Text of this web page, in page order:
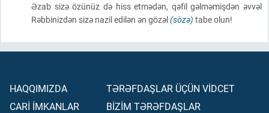
Əzab sizə özünüz də hiss etmədən, qəfil gəlməmişdən əvvəl
Rəbbinizdən sizə nazil edilən ən gözəl(sözə) tabe olun!
HAQQIMIZDA
CARİ İMKANLAR
TƏRƏFDAŞLAR ÜÇÜN VİDCET
BİZİM TƏRƏFDAŞLAR